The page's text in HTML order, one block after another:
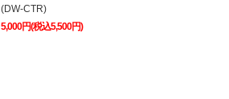
(DW-CTR)
5,000円(税込5,500円)